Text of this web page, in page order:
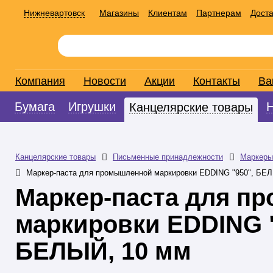
Нижневартовск Магазины Клиентам Партнерам
Компания Новости Акции Контакты
Бумага Игрушки Канцелярские товары
Канцелярские товары Письменные принадлежности
Маркеры
Маркер-паста для промышленной маркировки EDDING "950",
Маркер-паста для
маркировки EDDING
БЕЛЫЙ, 10 мм